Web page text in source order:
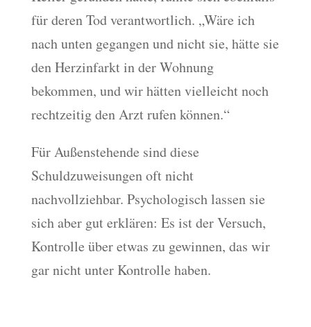
für deren Tod verantwortlich. „Wäre ich
nach unten gegangen und nicht sie, hätte sie
den Herzinfarkt in der Wohnung
bekommen, und wir hätten vielleicht noch
rechtzeitig den Arzt rufen können.“
Für Außenstehende sind diese
Schuldzuweisungen oft nicht
nachvollziehbar. Psychologisch lassen sie
sich aber gut erklären: Es ist der Versuch,
Kontrolle über etwas zu gewinnen, das wir
gar nicht unter Kontrolle haben.